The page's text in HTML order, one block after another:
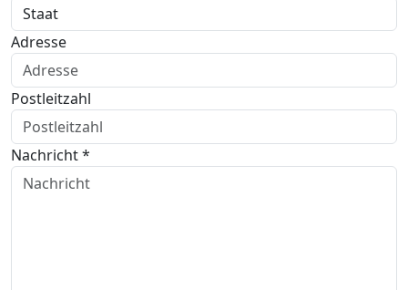
Adresse
Postleitzahl
Nachricht *